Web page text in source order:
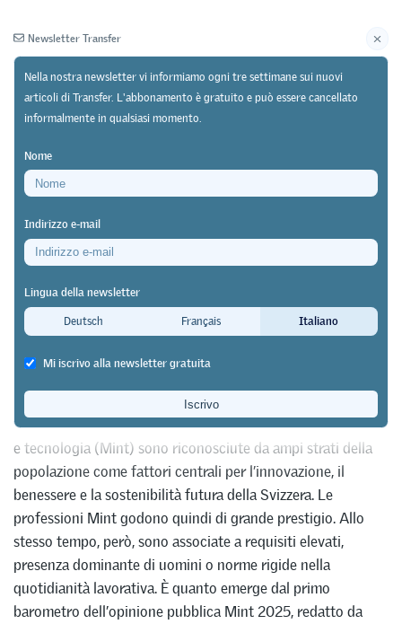
Newsletter Archivio
27/11/25
Barometro dell'opinione pubblica Mint 2025 di
Professioni Mint: grande prestigio,
ma anche numerose riserve
Transfer
Le competenze in matematica, informatica, scienze naturali
e tecnologia (Mint) sono riconosciute da ampi strati della
popolazione come fattori centrali per l’innovazione, il
benessere e la sostenibilità futura della Svizzera. Le
professioni Mint godono quindi di grande prestigio. Allo
stesso tempo, però, sono associate a requisiti elevati,
presenza dominante di uomini o norme rigide nella
quotidianità lavorativa. È quanto emerge dal primo
barometro dell’opinione pubblica Mint 2025, redatto da
Newsletter Transfer
Nella nostra newsletter vi informiamo ogni tre settimane sui nuovi
articoli di Transfer. L'abbonamento è gratuito e può essere cancellato
informalmente in qualsiasi momento.
Nome
Indirizzo e-mail
Lingua della newsletter
Deutsch
Français Italiano
Mi iscrivo alla newsletter gratuita